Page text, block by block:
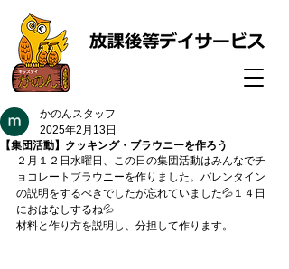
【集団活動】クッキング・ブラウニーを作ろう
かのんスタッフ
2025年2月13日
２月１２日水曜日、この日の集団活動はみんなでチ
ョコレートブラウニーを作りました。バレンタイン
の説明をするべきでしたが忘れていました💦１４日
におはなしするね💦
材料と作り方を説明し、分担して作ります。